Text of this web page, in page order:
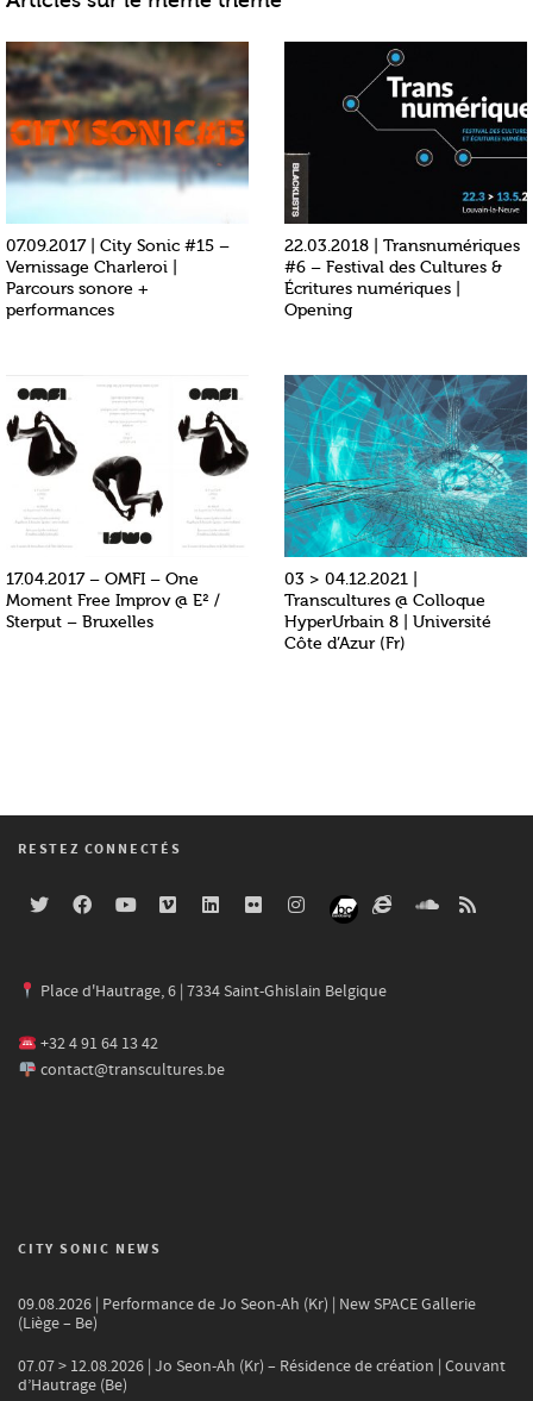
07.09.2017 | City Sonic #15 –
Vernissage Charleroi |
Parcours sonore +
performances
22.03.2018 | Transnumériques
#6 – Festival des Cultures &
Écritures numériques |
Opening
17.04.2017 – OMFI – One
Moment Free Improv @ E² /
Sterput – Bruxelles
03 > 04.12.2021 |
Transcultures @ Colloque
HyperUrbain 8 | Université
Côte d’Azur (Fr)
RESTEZ CONNECTÉS
Place d'Hautrage, 6 | 7334 Saint-Ghislain Belgique
+32 4 91 64 13 42
contact@transcultures.be
CITY SONIC NEWS
09.08.2026 | Performance de Jo Seon-Ah (Kr) | New SPACE Gallerie
(Liège – Be)
07.07 > 12.08.2026 | Jo Seon-Ah (Kr) – Résidence de création | Couvant
d’Hautrage (Be)